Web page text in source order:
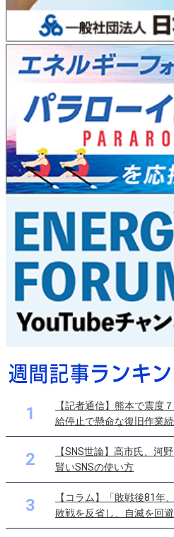
1
【記者通信】熊本で震度
給停止で懸命な復旧作業続
2
【SNS世論】高市氏、河
賢いSNSの使い方
3
【コラム】「敗戦後81年
敗戦を反省し、自滅を回避